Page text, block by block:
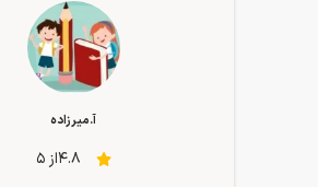
آ.میرزاده
4.8از 5